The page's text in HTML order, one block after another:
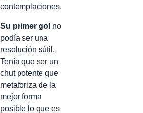
contemplaciones.
Su primer gol no
podía ser una
resolución sútil.
Tenía que ser un
chut potente que
metaforiza de la
mejor forma
posible lo que es